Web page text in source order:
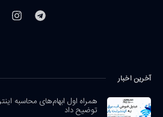
آخرین اخبار
همراه اول ابهام‌های محاسبه
توضیح داد